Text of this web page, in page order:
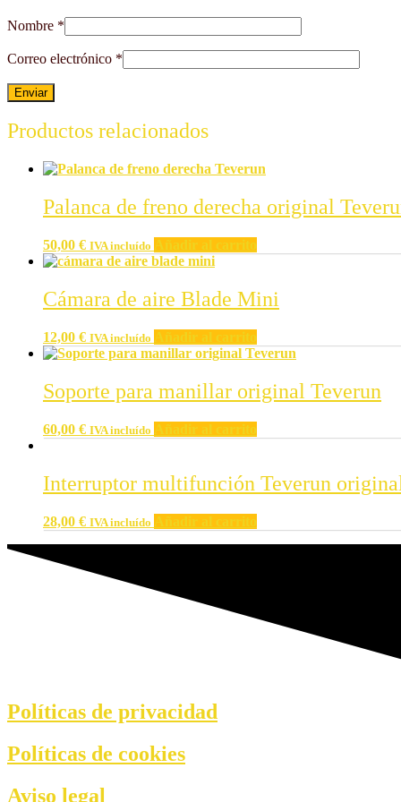
Nombre *
Correo electrónico *
Productos relacionados
Palanca de freno derecha original
50,00 € IVA incluído
Cámara de aire Blade Mini
12,00 € IVA incluído
Soporte para manillar original Teverun
60,00 € IVA incluído
Interruptor multifunción Teverun
28,00 € IVA incluído
Políticas de privacidad
Políticas de cookies
Aviso legal